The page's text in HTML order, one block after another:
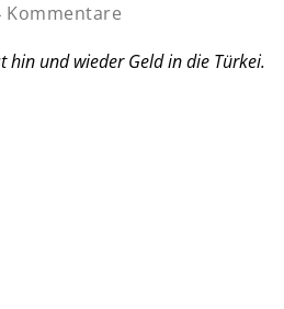
Kommentare
und wieder Geld in die Türkei.